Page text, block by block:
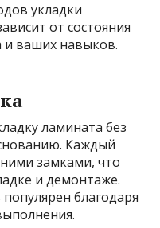
укладки
от состояния
и ваших навыков.
ламината без
Каждый
замками, что
и демонтаже.
благодаря